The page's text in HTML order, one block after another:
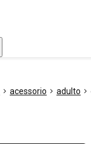
acessorio adulto